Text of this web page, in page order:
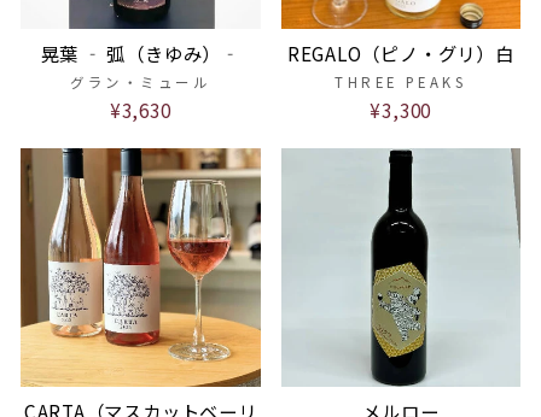
晃葉 ‐ 弧（きゆみ）‐
グラン・ミュール
¥3,630
REGALO（ピノ・グリ）白
THREE PEAKS
¥3,300
CARTA（マスカットベーリ
メルロー